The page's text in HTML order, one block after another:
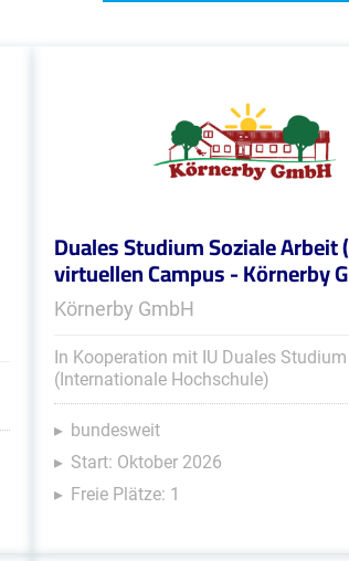
Duales Studium Soziale Arbeit
virtuellen Campus - Körnerby
Körnerby GmbH
In Kooperation mit IU Duales Studium
(Internationale Hochschule)
bundesweit
Start: Oktober 2026
Freie Plätze: 1